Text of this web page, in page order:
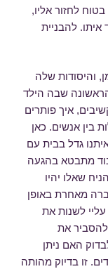
לחזור אליו,
להבניית
והיסודות שלה
שבה הילד
איך פותרים
בין אנשים. כאן
גדל בבית עם
מתבטא בהגעה
שאלו יהיו
מאחרת באופן
לשנות את
את
האם ניתן
זו בדיוק מהותה